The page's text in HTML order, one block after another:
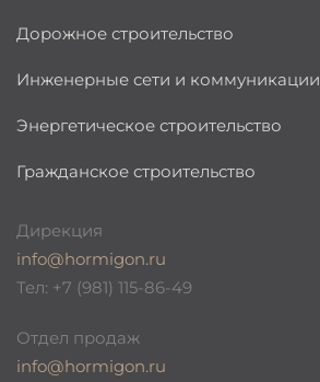
Дорожное строительство
Инженерные сети и коммуникации
Энергетическое строительство
Гражданское строительство
Дирекция
info@hormigon.ru
Тел: +7 (981) 115-86-49
Отдел продаж
info@hormigon.ru